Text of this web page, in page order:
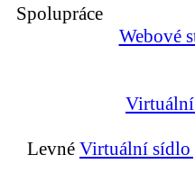
Spolupráce
Webové
Levné Virtuální